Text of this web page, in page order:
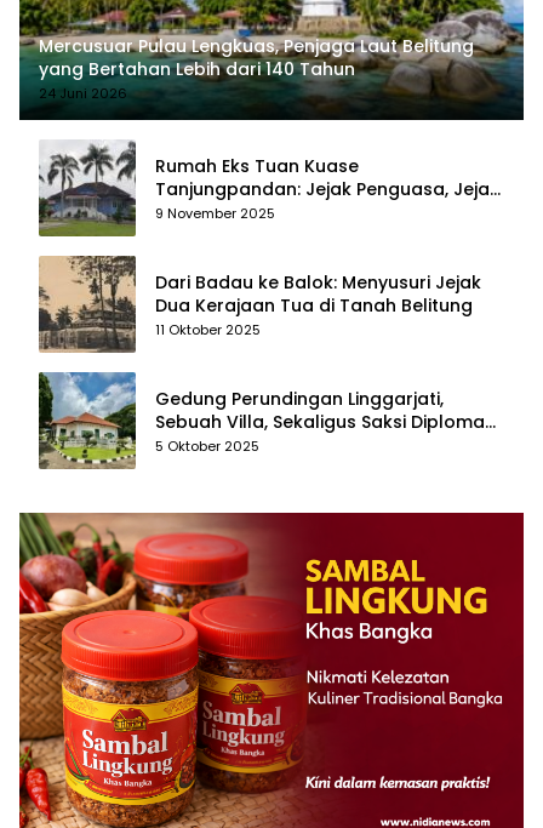
Mercusuar Pulau Lengkuas, Penjaga Laut Belitung
yang Bertahan Lebih dari 140 Tahun
24 Juni 2026
Rumah Eks Tuan Kuase
Tanjungpandan: Jejak Penguasa, Jejak
Kenangan
9 November 2025
Dari Badau ke Balok: Menyusuri Jejak
Dua Kerajaan Tua di Tanah Belitung
11 Oktober 2025
Gedung Perundingan Linggarjati,
Sebuah Villa, Sekaligus Saksi Diplomasi
yang Mengubah Arah Bangsa
5 Oktober 2025